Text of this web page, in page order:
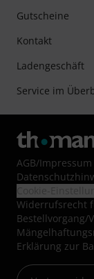
Gutscheine
Kontakt
Ladengeschäft
Service im
AGB/Impressum
Widerrufsrecht
Bestellvorgang/
Erklärung zur